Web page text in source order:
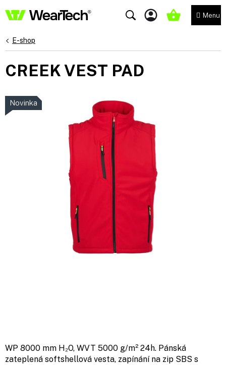
na
NÁKUPNÍ
E-shop
CREEK VEST PAD
Novinka
WP 8000 mm H₂O, WVT 5000 g/m² 24h. Pánská
zateplená softshellová vesta, zapínání na zip SBS s